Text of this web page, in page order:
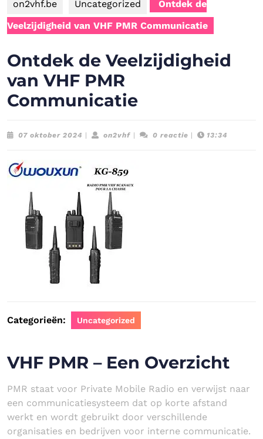
on2vhf.be Uncategorized
Ontdek de
Veelzijdigheid van VHF PMR Communicatie
Ontdek de Veelzijdigheid
van VHF PMR
Communicatie
07 oktober 2024 07
on2vhfon2vhf0 reactie 13:34
Categorieën: Uncategorized
VHF PMR – Een Overzicht
PMR staat voor Private Mobile Radio en verwijst naar
een communicatiesysteem dat op korte afstand
werkt en wordt gebruikt door verschillende
organisaties en bedrijven voor interne communicatie.